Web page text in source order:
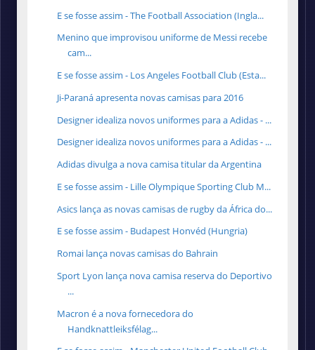
E se fosse assim - The Football Association (Ingla...
Menino que improvisou uniforme de Messi recebe
cam...
E se fosse assim - Los Angeles Football Club (Esta...
Ji-Paraná apresenta novas camisas para 2016
Designer idealiza novos uniformes para a Adidas - ...
Designer idealiza novos uniformes para a Adidas - ...
Adidas divulga a nova camisa titular da Argentina
E se fosse assim - Lille Olympique Sporting Club M...
Asics lança as novas camisas de rugby da África do...
E se fosse assim - Budapest Honvéd (Hungria)
Romai lança novas camisas do Bahrain
Sport Lyon lança nova camisa reserva do Deportivo
...
Macron é a nova fornecedora do
Handknattleiksfélag...